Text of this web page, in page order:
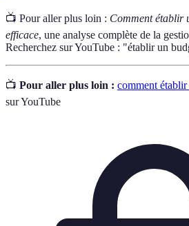
📺 Pour aller plus loin : Comment établir
efficace, une analyse complète de la
Recherchez sur YouTube : "établir un
📺 Pour aller plus loin : comment
sur YouTube